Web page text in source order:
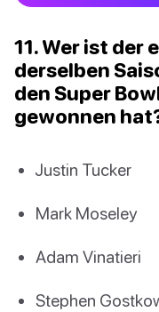
11. Wer ist der
derselben
den Super
gewonnen
Justin Tucker
Mark Moseley
Adam Vinatieri
Stephen